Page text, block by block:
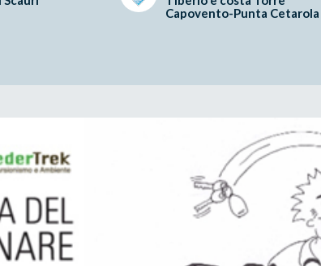
Capovento-Punta Cetarola